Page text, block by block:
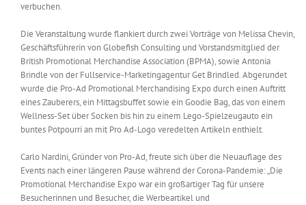
nach:
verbuchen.
Die Veranstaltung wurde flankiert durch zwei Vorträge von Melissa Chevin,
Geschäftsführerin von Globefish Consulting und Vorstandsmitglied der
British Promotional Merchandise Association (BPMA), sowie Antonia
Brindle von der Fullservice-Marketingagentur Get Brindled. Abgerundet
wurde die Pro-Ad Promotional Merchandising Expo durch einen Auftritt
eines Zauberers, ein Mittagsbuffet sowie ein Goodie Bag, das von einem
Wellness-Set über Socken bis hin zu einem Lego-Spielzeugauto ein
buntes Potpourri an mit Pro Ad-Logo veredelten Artikeln enthielt.
Carlo Nardini, Gründer von Pro-Ad, freute sich über die Neuauflage des
Events nach einer längeren Pause während der Corona-Pandemie: „Die
Promotional Merchandise Expo war ein großartiger Tag für unsere
Besucherinnen und Besucher, die Werbeartikel und